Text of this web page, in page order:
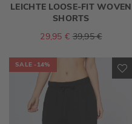
LEICHTE LOOSE-FIT WOVEN
SHORTS
29,95 € 39,95 €
SALE -14%